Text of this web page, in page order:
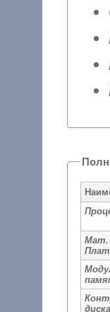
Мат.
диска